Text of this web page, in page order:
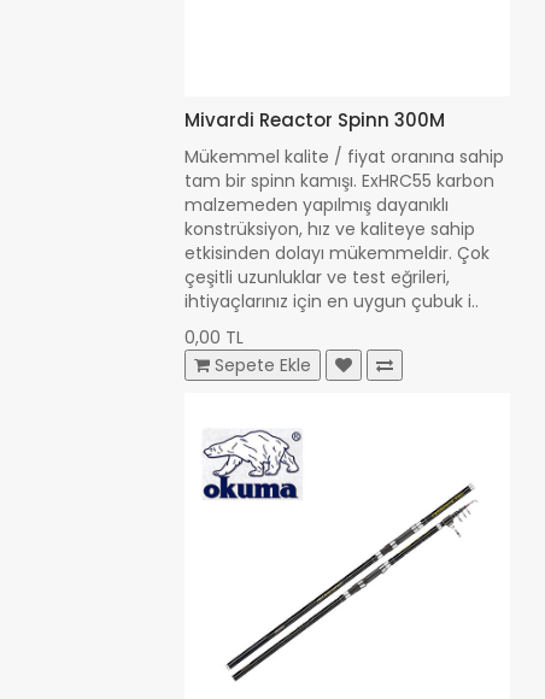
Mivardi Reactor Spinn 300M
Mükemmel kalite / fiyat oranına sahip
tam bir spinn kamışı. ExHRC55 karbon
malzemeden yapılmış dayanıklı
konstrüksiyon, hız ve kaliteye sahip
etkisinden dolayı mükemmeldir. Çok
çeşitli uzunluklar ve test eğrileri,
ihtiyaçlarınız için en uygun çubuk i..
0,00 TL
Sepete Ekle